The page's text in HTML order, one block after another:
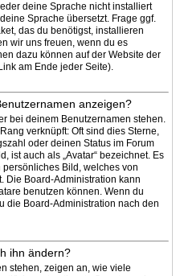
deine Sprache nicht installiert
Sprache übersetzt. Frage ggf.
das du benötigst, installieren
wir uns freuen, wenn du es
dazu können auf der Website der
am Ende jeder Seite).
anzeigen?
bei deinem Benutzernamen stehen.
verknüpft: Oft sind dies Sterne,
oder deinen Status im Forum
ist auch als „Avatar“ bezeichnet. Es
Bild, welches von
Die Board-Administration kann
benutzen können. Wenn du
die Board-Administration nach den
ihn ändern?
stehen, zeigen an, wie viele